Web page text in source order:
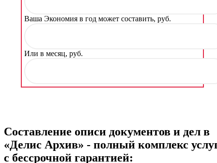
Ваша Экономия в год может составить, руб.
Или в месяц, руб.
Составление описи документов и дел в
«Делис Архив» - полный комплекс
с бессрочной гарантией: